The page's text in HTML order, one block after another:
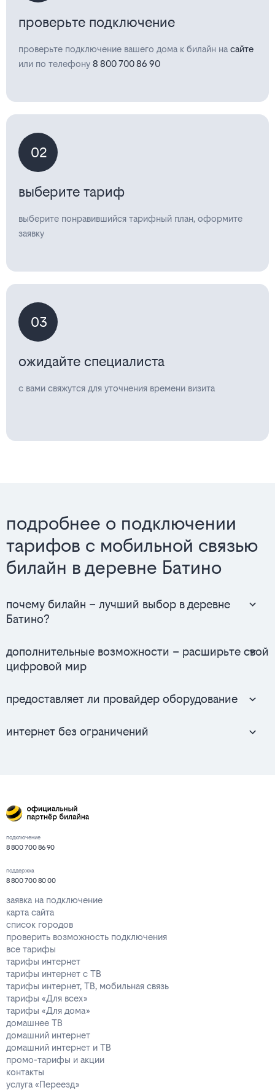
проверьте подключение
проверьте подключение вашего дома к билайн на сайте
или по телефону 8 800 700 86 90
02
выберите тариф
выберите понравившийся тарифный план, оформите
заявку
03
ожидайте специалиста
с вами свяжутся для уточнения времени визита
подробнее о подключении
тарифов с мобильной связью
билайн в деревне Батино
почему билайн – лучший выбор в деревне
Батино?
дополнительные возможности – расширьте свой
цифровой мир
предоставляет ли провайдер оборудование
интернет без ограничений
подключение
8 800 700 86 90
поддержка
8 800 700 80 00
заявка на подключение
карта сайта
список городов
проверить возможность подключения
все тарифы
тарифы интернет
тарифы интернет с ТВ
тарифы интернет, ТВ, мобильная связь
тарифы «Для всех»
тарифы «Для дома»
домашнее ТВ
домашний интернет
домашний интернет и ТВ
промо-тарифы и акции
контакты
услуга «Переезд»